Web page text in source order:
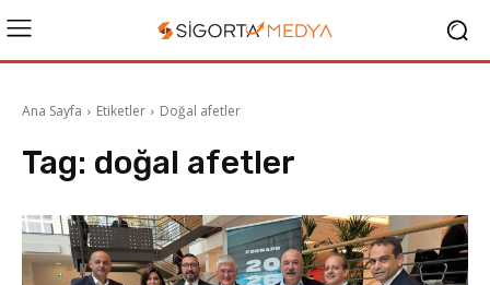
Ana Sayfa Etiketler Doğal afetler
Tag: doğal afetler